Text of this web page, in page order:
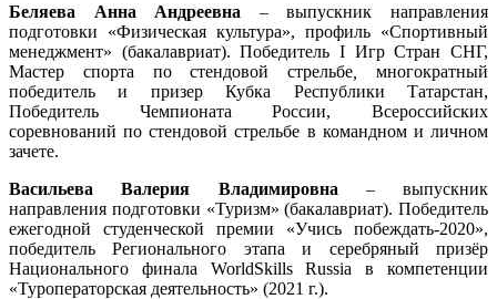
Беляева Анна Андреевна – выпускник направления
подготовки «Физическая культура», профиль «Спортивный
менеджмент» (бакалавриат). Победитель I Игр Стран СНГ,
Мастер спорта по стендовой стрельбе
многократный
победитель и призер Кубка Республики Татарстан,
Победитель Чемпионата России, Всероссийских
соревнований по стендовой стрельбе в командном и личном
зачете.
Васильева Валерия Владимировна – выпускник
направления подготовки «Туризм» (бакалавриат). Победитель
ежегодной студенческой премии «Учись побеждать-2020»,
победитель Регионального этапа и серебряный призёр
Национального финала WorldSkills Russia в компетенции
«Туроператорская деятельность» (2021 г.).